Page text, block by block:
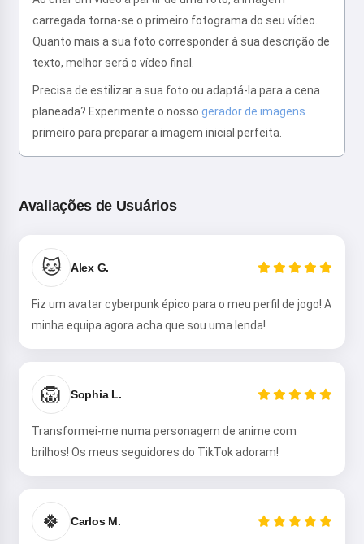
carregada torna-se o primeiro fotograma do seu vídeo.
Quanto mais a sua foto corresponder à sua descrição de
texto, melhor será o vídeo final.
Precisa de estilizar a sua foto ou adaptá-la para a cena
planeada? Experimente o nosso gerador de imagens
primeiro para preparar a imagem inicial perfeita.
Avaliações de Usuários
🐱 Alex G.
Fiz um avatar cyberpunk épico para o meu perfil de jogo! A
minha equipa agora acha que sou uma lenda!
🦁 Sophia L.
Transformei-me numa personagem de anime com
brilhos! Os meus seguidores do TikTok adoram!
🍀 Carlos M.
Oi! Eu sou a Storiko 👋
Eu conto histórias mágicas para
dormir para seus filhos 🌟
Leia uma história
Ao começar a usar o serviço, você aceita: